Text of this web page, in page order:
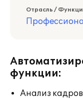
Отрасль /
функции:
Анализ